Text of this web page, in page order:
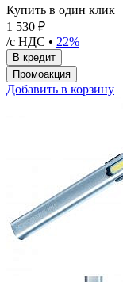
Купить в один клик
1 530 ₽
/с НДС • 22%
Добавить в корзину